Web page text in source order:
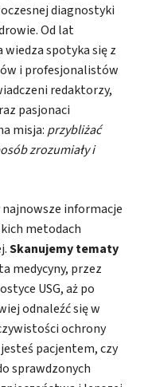
diagnostyki
Od lat
spotyka się z
i profesjonalistów
redaktorzy,
pasjonaci
misja: przybliżać
zrozumiały i
informacje
metodach
Skanujemy tematy
medycyny, przez
USG, aż po
odnaleźć się w
ochrony
pacjentem, czy
sprawdzonych